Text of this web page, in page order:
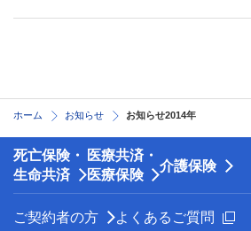
ホーム お知らせ お知らせ2014年
死亡保険・
生命共済
医療共済・
医療保険
介護保険
ご契約者の方 よくあるご質問新規